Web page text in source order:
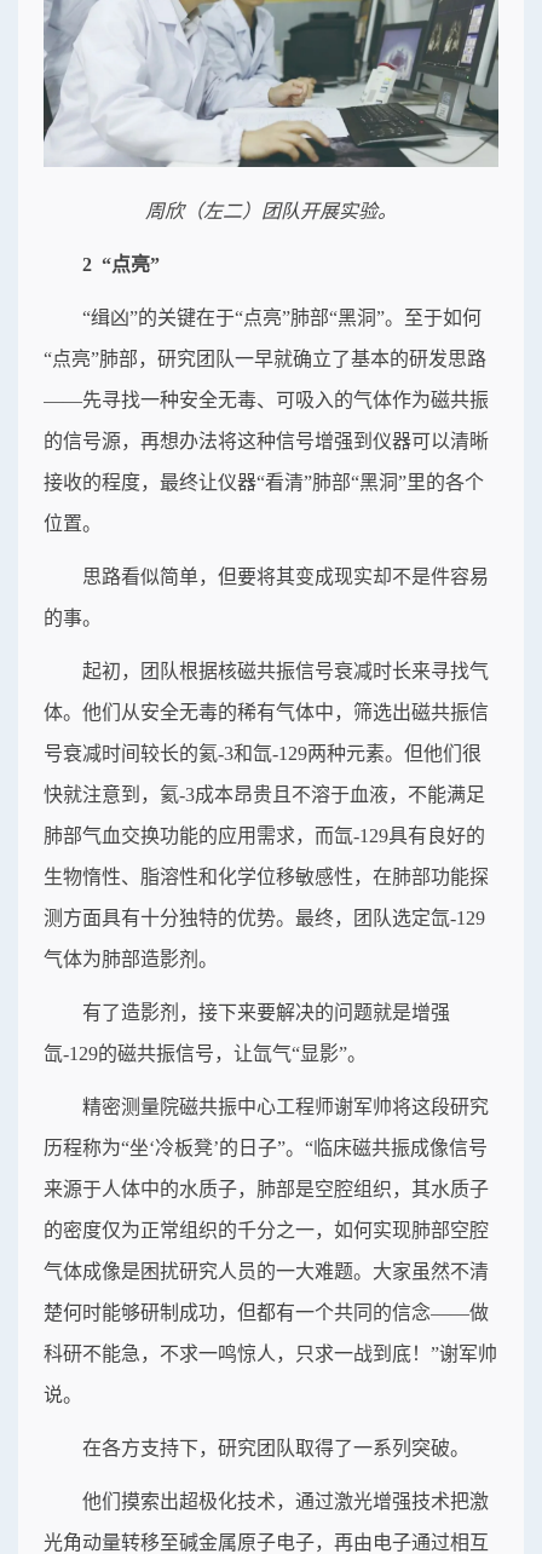
周欣（左二）团队开展实验。
2 “点亮”
“缉凶”的关键在于“点亮”肺部“黑洞”。至于如何
“点亮”肺部，研究团队一早就确立了基本的研发思路
——先寻找一种安全无毒、可吸入的气体作为磁共振
的信号源，再想办法将这种信号增强到仪器可以清晰
接收的程度，最终让仪器“看清”肺部“黑洞”里的各个
位置。
思路看似简单，但要将其变成现实却不是件容易
的事。
起初，团队根据核磁共振信号衰减时长来寻找气
体。他们从安全无毒的稀有气体中，筛选出磁共振信
号衰减时间较长的氦-3和氙-129两种元素。但他们很
快就注意到，氦-3成本昂贵且不溶于血液，不能满足
肺部气血交换功能的应用需求，而氙-129具有良好的
生物惰性、脂溶性和化学位移敏感性，在肺部功能探
测方面具有十分独特的优势。最终，团队选定氙-129
气体为肺部造影剂。
有了造影剂，接下来要解决的问题就是增强
氙-129的磁共振信号，让氙气“显影”。
精密测量院磁共振中心工程师谢军帅将这段研究
历程称为“坐‘冷板凳’的日子”。“临床磁共振成像信号
来源于人体中的水质子，肺部是空腔组织，其水质子
的密度仅为正常组织的千分之一，如何实现肺部空腔
气体成像是困扰研究人员的一大难题。大家虽然不清
楚何时能够研制成功，但都有一个共同的信念——做
科研不能急，不求一鸣惊人，只求一战到底！”谢军帅
说。
在各方支持下，研究团队取得了一系列突破。
他们摸索出超极化技术，通过激光增强技术把激
光角动量转移至碱金属原子电子，再由电子通过相互